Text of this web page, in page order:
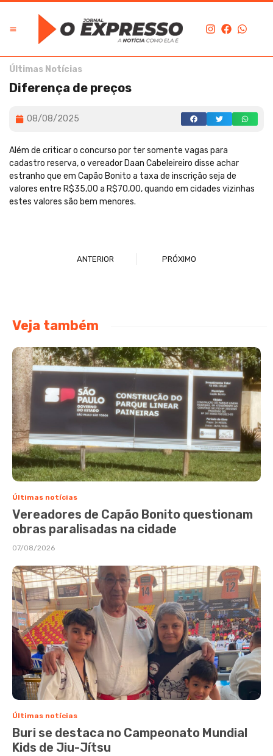
Últimas Notícias
Diferença de preços
08/08/2025
Além de criticar o concurso por ter somente vagas para
cadastro reserva, o vereador Daan Cabeleireiro disse achar
estranho que em Capão Bonito a taxa de inscrição seja de
valores entre R$35,00 a R$70,00, quando em cidades vizinhas
estes valores são bem menores.
ANTERIOR PRÓXIMO
Veja também
Últimas notícias
Vereadores de Capão Bonito questionam
obras paralisadas na cidade
07/08/2026
Últimas notícias
Buri se destaca no Campeonato Mundial
Kids de Jiu-Jítsu